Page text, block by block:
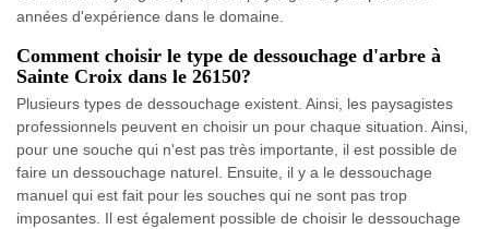
années d'expérience dans le domaine.
Comment choisir le type de dessouchage d'arbre à
Sainte Croix dans le 26150?
Plusieurs types de dessouchage existent. Ainsi, les paysagistes
professionnels peuvent en choisir un pour chaque situation. Ainsi,
pour une souche qui n'est pas très importante, il est possible de
faire un dessouchage naturel. Ensuite, il y a le dessouchage
manuel qui est fait pour les souches qui ne sont pas trop
imposantes. Il est également possible de choisir le dessouchage